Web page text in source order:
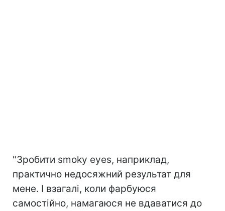
"Зробити smoky eyes, наприклад,
практично недосяжний результат для
мене. І взагалі, коли фарбуюся
самостійно, намагаюся не вдаватися до